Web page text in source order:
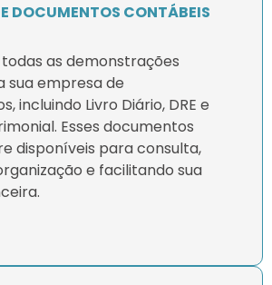
DOCUMENTOS CONTÁBEIS
as demonstrações
sua empresa de
incluindo Livro Diário, DRE e
Esses documentos
disponíveis para consulta,
e facilitando sua